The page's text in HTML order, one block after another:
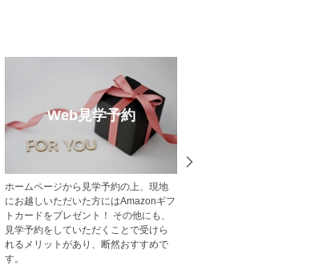
Web見学予約
ホームページから見学予約の上、現地
にお越しいただいた方にはAmazonギフ
トカードをプレゼント！ その他にも、
見学予約をしていただくことで受けら
れるメリットがあり、断然おすすめで
す。